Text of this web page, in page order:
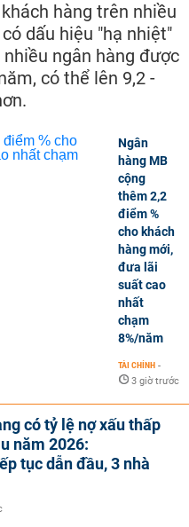
hàng trên nhiều
dấu hiệu "hạ nhiệt"
ngân hàng được
có thể lên 9,2 -
Ngân
hàng MB
cộng
thêm 2,2
điểm %
cho khách
hàng mới,
đưa lãi
suất cao
nhất
chạm
8%/năm
TÀI CHÍNH -
3 giờ trước
có tỷ lệ nợ xấu thấp
năm 2026:
tục dẫn đầu, 3 nhà